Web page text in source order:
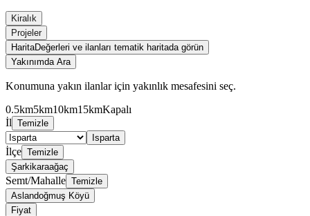
Kiralık
Projeler
HaritaDeğerleri ve ilanları tematik haritada görün
Yakınımda Ara
Konumuna yakın ilanlar için yakınlık mesafesini seç.
0.5km5km10km15kmKapalı
İl Temizle
Isparta
İlçe Temizle
Şarkikaraağaç
Semt/Mahalle Temizle
Aslandoğmuş Köyü
Fiyat